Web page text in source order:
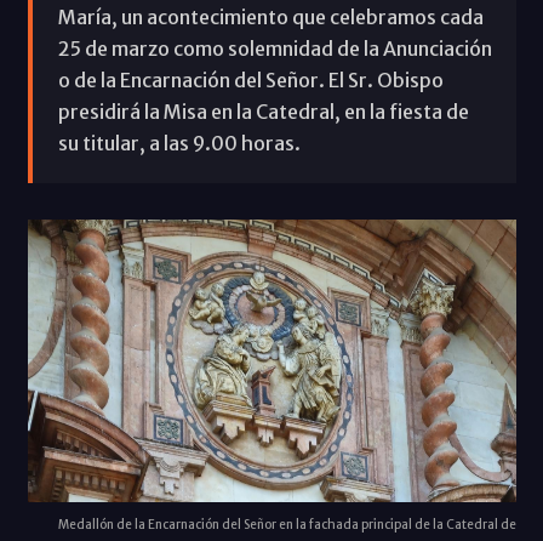
María, un acontecimiento que celebramos cada
25 de marzo como solemnidad de la Anunciación
o de la Encarnación del Señor. El Sr. Obispo
presidirá la Misa en la Catedral, en la fiesta de
su titular, a las 9.00 horas.
Medallón de la Encarnación del Señor en la fachada principal de la Catedral de